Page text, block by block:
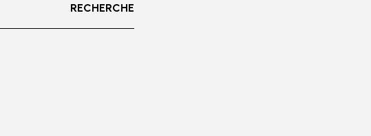
RECHERCHE